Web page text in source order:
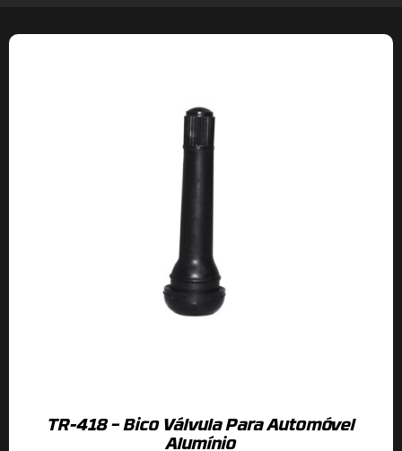
TR-418 – Bico Válvula Para Automóvel
Alumínio